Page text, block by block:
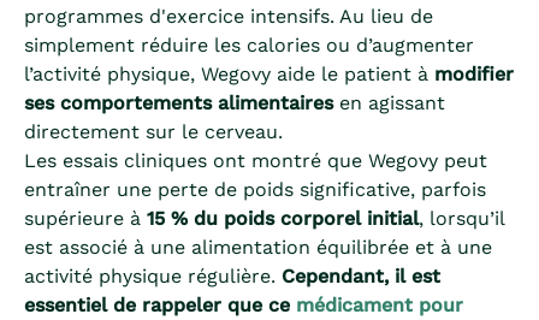
programmes d'exercice intensifs. Au lieu de
simplement réduire les calories ou d’augmenter
l’activité physique, Wegovy aide le patient à modifier
ses comportements alimentairesen agissant
directement sur le cerveau.
Les essais cliniques ont montré que Wegovy peut
entraîner une perte de poids significative, parfois
supérieure à 15 % du poids corporel initial, lorsqu’il
est associé à une alimentation équilibrée et à une
activité physique régulière. Cependant, il est
essentiel de rappeler que ce médicament pour